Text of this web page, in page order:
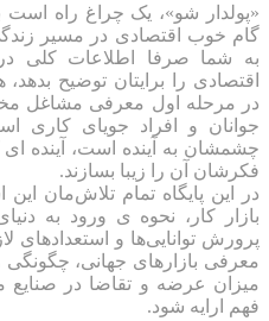
«پولدار شو»، یک چراغ راه
گام خوب اقتصادی در مسیر
به شما صرفا اطلاعات کلی
اقتصادی را برایتان توضیح
در مرحله اول معرفی مشاغل
جوانان و افراد جویای کاری
چشمشان به آینده است، آینده
فکرشان آن را زیبا بسازند.
در این پایگاه تمام تلاش‌مان
بازار کار، نحوه ی ورود به
پرورش توانایی‌ها و استعدادهای
معرفی بازارهای جهانی، چگونگی
میزان عرضه و تقاضا در
فهم ارایه شود.